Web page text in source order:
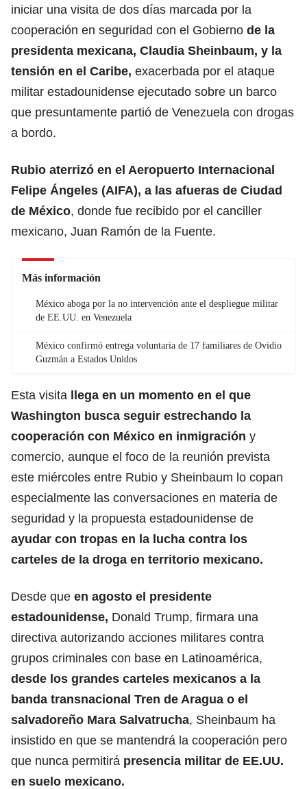
iniciar una visita de dos días marcada por la
cooperación en seguridad con el Gobierno de la
presidenta mexicana, Claudia Sheinbaum, y la
tensión en el Caribe, exacerbada por el ataque
militar estadounidense ejecutado sobre un barco
que presuntamente partió de Venezuela con drogas
a bordo.
Rubio aterrizó en el Aeropuerto Internacional
Felipe Ángeles (AIFA), a las afueras de Ciudad
de México, donde fue recibido por el canciller
mexicano, Juan Ramón de la Fuente.
Más información
México aboga por la no intervención ante el despliegue militar
de EE.UU. en Venezuela
México confirmó entrega voluntaria de 17 familiares de Ovidio
Guzmán a Estados Unidos
Esta visita llega en un momento en el que
Washington busca seguir estrechando la
cooperación con México en inmigración y
comercio, aunque el foco de la reunión prevista
este miércoles entre Rubio y Sheinbaum lo copan
especialmente las conversaciones en materia de
seguridad y la propuesta estadounidense de
ayudar con tropas en la lucha contra los
carteles de la droga en territorio mexicano.
Desde que en agosto el presidente
estadounidense, Donald Trump, firmara una
directiva autorizando acciones militares contra
grupos criminales con base en Latinoamérica,
desde los grandes carteles mexicanos a la
banda transnacional Tren de Aragua o el
salvadoreño Mara Salvatrucha, Sheinbaum ha
insistido en que se mantendrá la cooperación pero
que nunca permitirá presencia militar de EE.UU.
en suelo mexicano.